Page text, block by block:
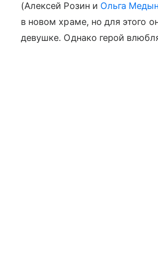
(Алексей Розин и Ольга
в новом храме, но для этого
девушке. Однако герой